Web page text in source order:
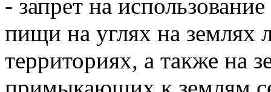
- запрет на
пищи на углях на землях
территориях, а также на